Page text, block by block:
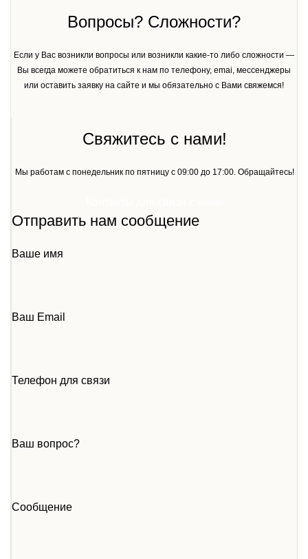
Вопросы? Сложности?
Если у Вас возникли вопросы или возникли какие-то либо сложности —
Вы всегда можете обратиться к нам по телефону, emai, мессенджеры
или оставить заявку на сайте и мы обязательно с Вами свяжемся!
Свяжитесь с нами!
Мы работам с понедельник по пятницу с 09:00 до 17:00. Обращайтесь!
Отправить нам сообщение
Ваше имя
Ваш Email
Телефон для связи
Ваш вопрос?
Сообщение